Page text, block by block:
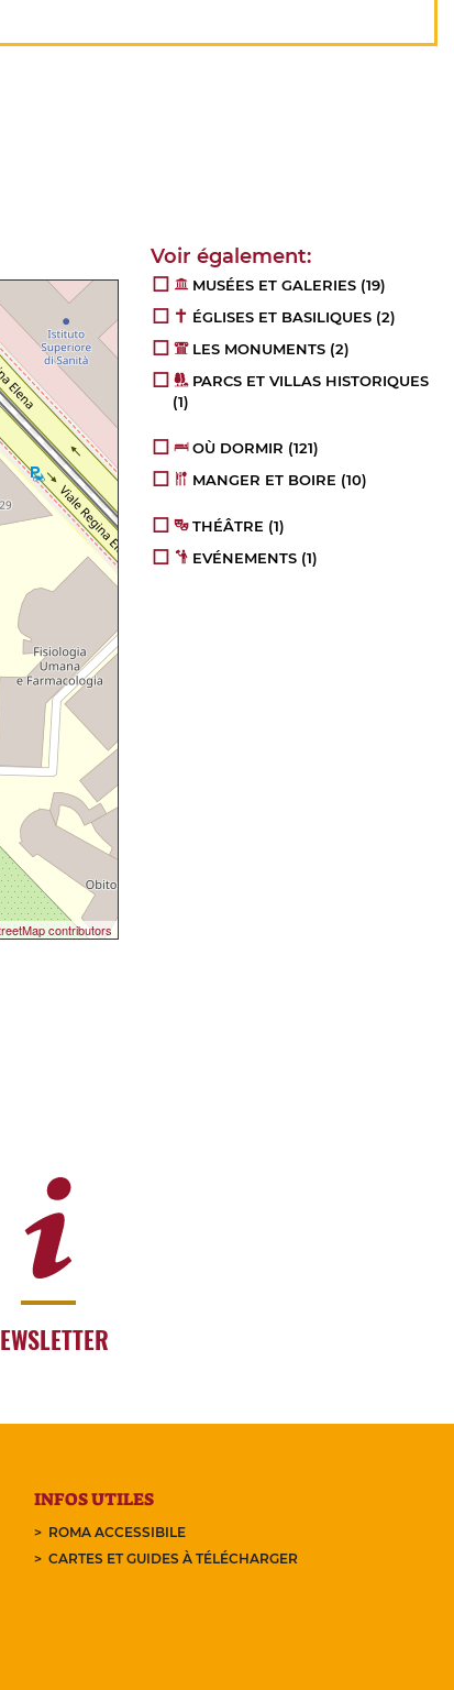
contributors
MUSÉES ET GALERIES (19)
ÉGLISES ET BASILIQUES (2)
LES MONUMENTS (2)
PARCS ET VILLAS HISTORIQUES
(1)
OÙ DORMIR (121)
MANGER ET BOIRE (10)
THÉÂTRE (1)
EVÉNEMENTS (1)
INFOS UTILES
ROMA ACCESSIBILE
CARTES ET GUIDES À TÉLÉCHARGER